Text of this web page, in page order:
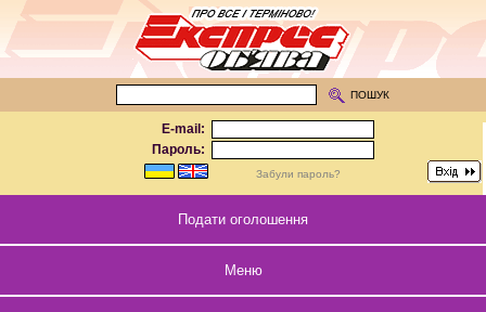
E-mail:
Пароль:
Забули пароль?
ПОШУК
Подати оголошення
Меню